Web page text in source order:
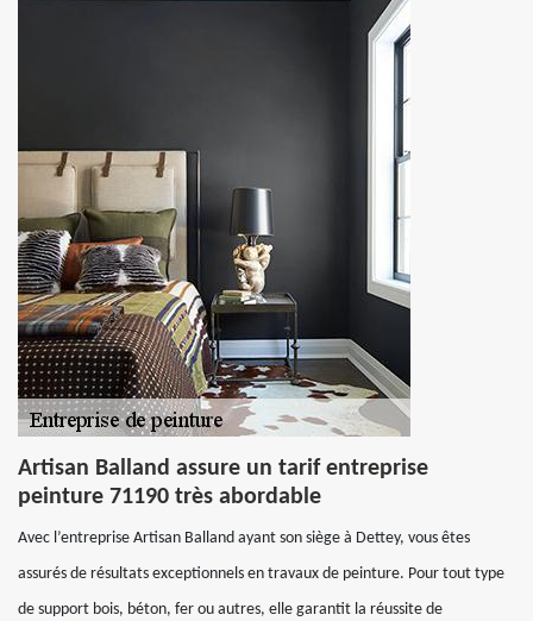
Artisan Balland assure un tarif entreprise
peinture 71190 très abordable
Avec l’entreprise Artisan Balland ayant son siège à Dettey, vous êtes
assurés de résultats exceptionnels en travaux de peinture. Pour tout type
de support bois, béton, fer ou autres, elle garantit la réussite de